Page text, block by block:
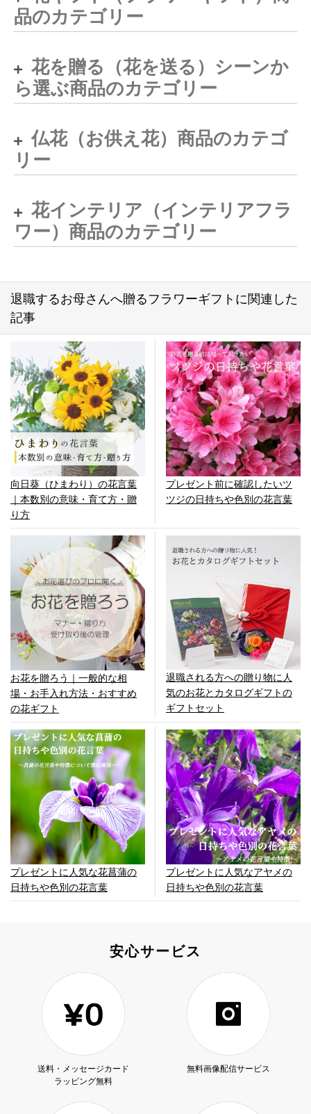
品のカテゴリー
花を贈る（花を送る）シーンか
ら選ぶ商品のカテゴリー
仏花（お供え花）商品のカテゴ
リー
花インテリア（インテリアフラ
ワー）商品のカテゴリー
退職するお母さんへ贈るフラワーギフトに関連した
記事
向日葵（ひまわり）の花言葉
｜本数別の意味・育て方・贈
り方
プレゼント前に確認したいツ
ツジの日持ちや色別の花言葉
お花を贈ろう｜一般的な相
場・お手入れ方法・おすすめ
の花ギフト
退職される方への贈り物に人
気のお花とカタログギフトの
ギフトセット
プレゼントに人気な花菖蒲の
日持ちや色別の花言葉
プレゼントに人気なアヤメの
日持ちや色別の花言葉
安心サービス
送料・メッセージカード
ラッピング無料
無料画像配信サービス